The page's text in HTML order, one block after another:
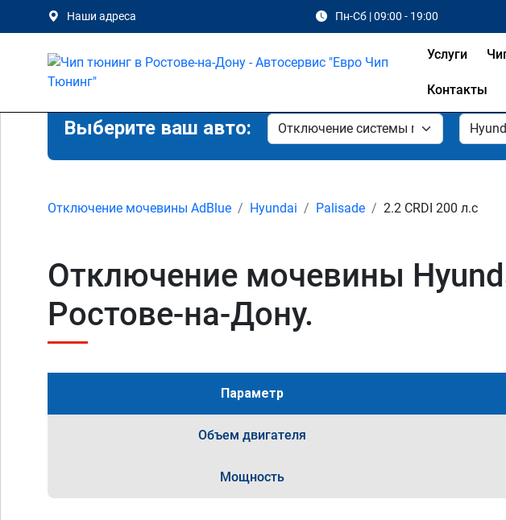
Наши адреса Пн-Сб | 09:00 - 19:00
Услуги
Контакты
Выберите ваш авто:
Отключение мочевины AdBlue Hyundai Palisade 2.2 CRDI 200 л.с
Отключение мочевины
Ростове-на-Дону.
Параметр
Объем двигателя
Мощность